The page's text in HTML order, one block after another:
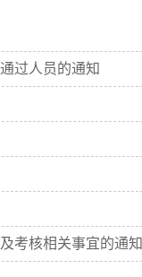
过人员的通知
考核相关事宜的通知